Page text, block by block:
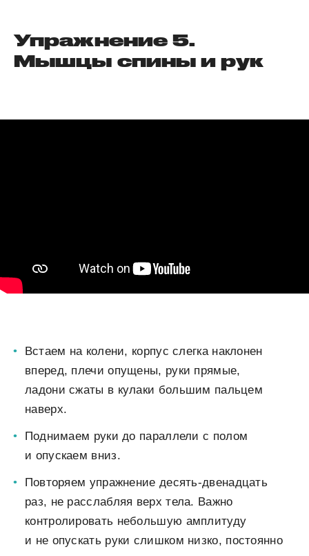
Упражнение 5.
Мышцы спины и рук
Встаем на колени, корпус слегка наклонен
вперед, плечи опущены, руки прямые,
ладони сжаты в кулаки большим пальцем
наверх.
Поднимаем руки до параллели с полом
и опускаем вниз.
Повторяем упражнение десять-двенадцать
раз, не расслабляя верх тела. Важно
контролировать небольшую амплитуду
и не опускать руки слишком низко, постоянно